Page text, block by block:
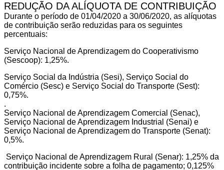
REDUÇÃO DA ALÍQUOTA DE CONTRIBUIÇÃO
Durante o período de 01/04/2020 a 30/06/2020, as alíquotas
de contribuição serão reduzidas para os seguintes
percentuais:
Serviço Nacional de Aprendizagem do Cooperativismo
(Sescoop): 1,25%.
Serviço Social da Indústria (Sesi), Serviço Social do
Comércio (Sesc) e Serviço Social do Transporte (Sest):
0,75%.
.
Serviço Nacional de Aprendizagem Comercial (Senac),
Serviço Nacional de Aprendizagem Industrial (Senai) e
Serviço Nacional de Aprendizagem do Transporte (Senat):
0,5%.
Serviço Nacional de Aprendizagem Rural (Senar): 1,25% da
contribuição incidente sobre a folha de pagamento; 0,125%